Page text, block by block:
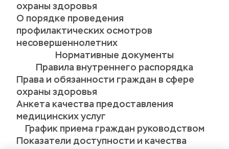
охраны здоровья
О порядке проведения
профилактических осмотров
несовершеннолетних
Нормативные документы
Правила внутреннего распорядка
Права и обязанности граждан в сфере
охраны здоровья
Анкета качества предоставления
медицинских услуг
График приема граждан руководством
Показатели доступности и качества